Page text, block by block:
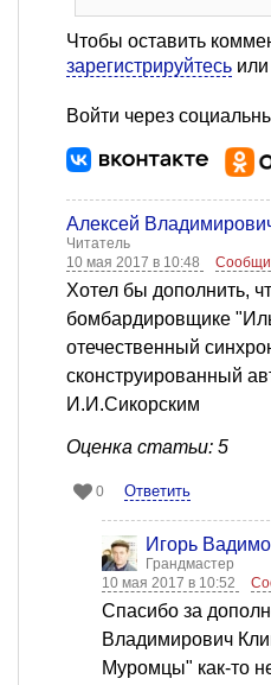
Чтобы оставить
зарегистрируйтесь или
Войти через
Алексей
Читатель
10 мая 2017 в 10:48
Хотел бы дополнить,
бомбардировщике
отечественный
сконструированный
И.И.Сикорским
Оценка статьи: 5
0 Ответить
Игорь
Грандмастер
10 мая 2017 в 10:52
Спасибо за
Владимирович
Муромцы" как-то